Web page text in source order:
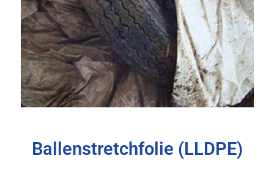
Ballenstretchfolie (LLDPE)